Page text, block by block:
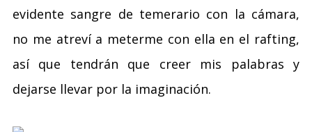
evidente sangre de temerario con la cámara,
no me atreví a meterme con ella en el rafting,
así que tendrán que creer mis palabras y
dejarse llevar por la imaginación.